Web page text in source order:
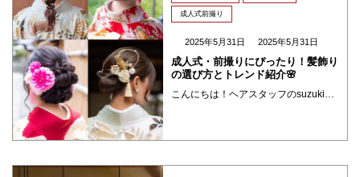
成人式前撮り
2025年5月31日 2025年5月31日
成人式・前撮りにぴったり！髪飾り
の選び方とトレンド紹介🌸
こんにちは！ヘアスタッフのsuzukiです。成人式や前撮りなどで振袖、ヘアスタイルを引き立ててくれる大切なアイテム「髪飾り」✿そんな髪飾りの種類・選び方、そして今年のトレンドまでご紹介します！ 髪飾りの種類 生花・ドライ ・・・